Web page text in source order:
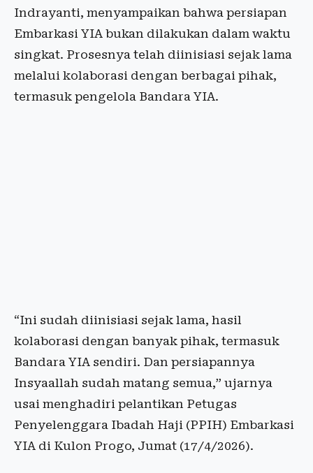
Indrayanti, menyampaikan bahwa persiapan
Embarkasi YIA bukan dilakukan dalam waktu
singkat. Prosesnya telah diinisiasi sejak lama
melalui kolaborasi dengan berbagai pihak,
termasuk pengelola Bandara YIA.
“Ini sudah diinisiasi sejak lama, hasil
kolaborasi dengan banyak pihak, termasuk
Bandara YIA sendiri. Dan persiapannya
Insyaallah sudah matang semua,” ujarnya
usai menghadiri pelantikan Petugas
Penyelenggara Ibadah Haji (PPIH) Embarkasi
YIA di Kulon Progo, Jumat (17/4/2026).